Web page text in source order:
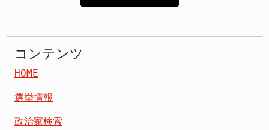
コンテンツ
HOME
選挙情報
政治家検索